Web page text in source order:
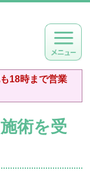
18時まで営業
術を受